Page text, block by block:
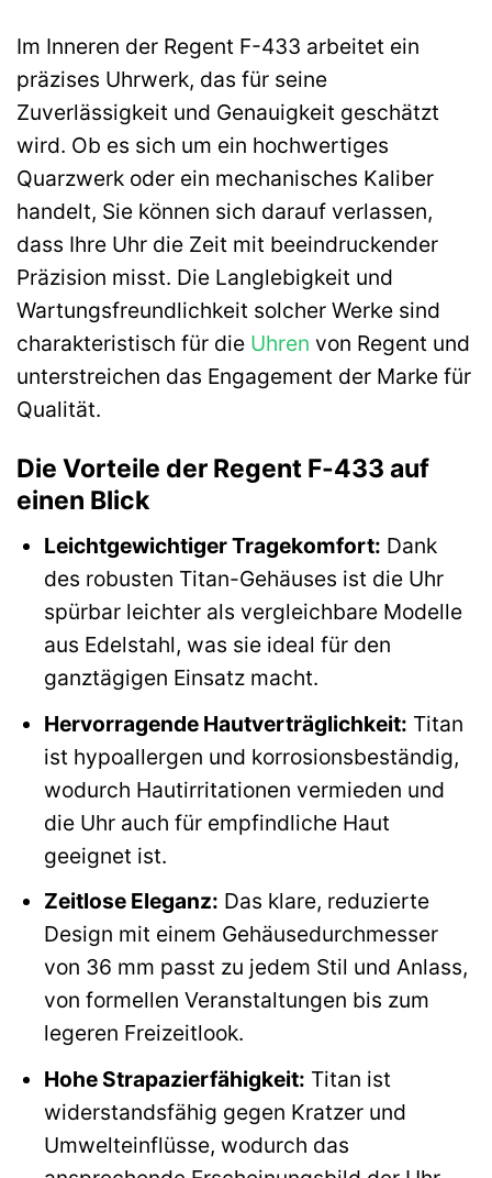
Im Inneren der Regent F-433 arbeitet ein
präzises Uhrwerk, das für seine
Zuverlässigkeit und Genauigkeit geschätzt
wird. Ob es sich um ein hochwertiges
Quarzwerk oder ein mechanisches Kaliber
handelt, Sie können sich darauf verlassen,
dass Ihre Uhr die Zeit mit beeindruckender
Präzision misst. Die Langlebigkeit und
Wartungsfreundlichkeit solcher Werke sind
charakteristisch für die Uhren von Regent und
unterstreichen das Engagement der Marke für
Qualität.
Die Vorteile der Regent F-433 auf
einen Blick
Leichtgewichtiger Tragekomfort: Dank
des robusten Titan-Gehäuses ist die Uhr
spürbar leichter als vergleichbare Modelle
aus Edelstahl, was sie ideal für den
ganztägigen Einsatz macht.
Hervorragende Hautverträglichkeit: Titan
ist hypoallergen und korrosionsbeständig,
wodurch Hautirritationen vermieden und
die Uhr auch für empfindliche Haut
geeignet ist.
Zeitlose Eleganz: Das klare, reduzierte
Design mit einem Gehäusedurchmesser
von 36 mm passt zu jedem Stil und Anlass,
von formellen Veranstaltungen bis zum
legeren Freizeitlook.
Hohe Strapazierfähigkeit: Titan ist
widerstandsfähig gegen Kratzer und
Umwelteinflüsse, wodurch das